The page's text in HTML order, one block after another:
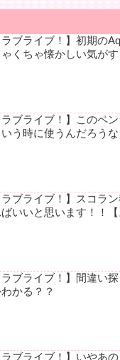
ラブライブ！】初期の
くちゃ懐かしい気がす
ラブライブ！】このペ
いう時に使うんだろうな
ラブライブ！】スコラ
いいと思います！！【
ラブライブ！】間違い
かる？？
ラブライブ！】いやあ